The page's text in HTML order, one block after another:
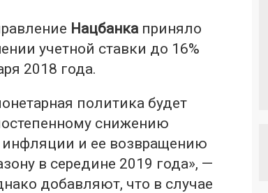
Нацбанкаприняло
учетной ставки до 16%
2018 года.
политика будет
снижению
инфляции и ее возвращению
в середине 2019 года», —
добавляют, что в случае